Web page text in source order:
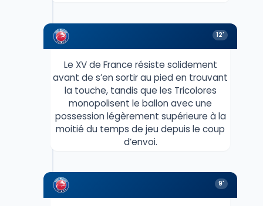
12'
Le XV de France résiste solidement
avant de s’en sortir au pied en trouvant
la touche, tandis que les Tricolores
monopolisent le ballon avec une
possession légèrement supérieure à la
moitié du temps de jeu depuis le coup
d’envoi.
9'